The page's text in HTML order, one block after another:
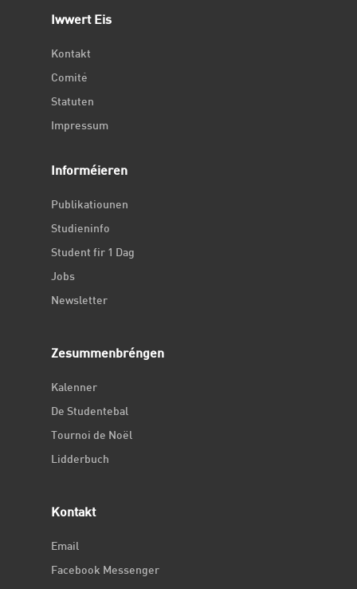
Iwwert Eis
Kontakt
Comité
Statuten
Impressum
Informéieren
Publikatiounen
Studieninfo
Student fir 1 Dag
Jobs
Newsletter
Zesummenbréngen
Kalenner
De Studentebal
Tournoi de Noël
Lidderbuch
Kontakt
Email
Facebook Messenger